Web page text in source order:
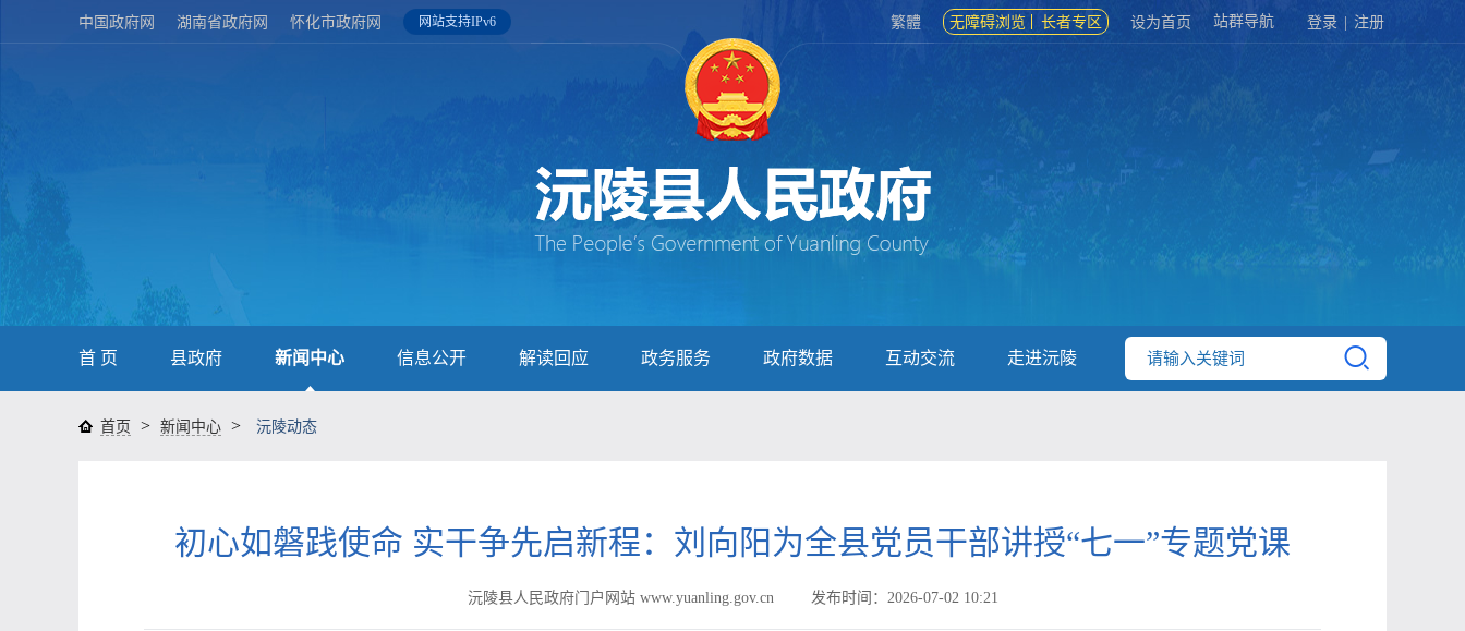
中国政府网 湖南省政府网 怀化市政府网 网站支持IPv6 繁體 无障碍浏览 长者专区 设为首页 站群导航 登录 注册
首 页 县政府 新闻中心 信息公开 解读回应 政务服务 政府数据 互动交流 走进沅陵
首页 > 新闻中心 > 沅陵动态
初心如磐践使命 实干争先启新程：刘向阳为全县党员干部讲授“七一”专题党课
沅陵县人民政府门户网站 www.yuanling.gov.cn 发布时间：2026-07-02 10:21